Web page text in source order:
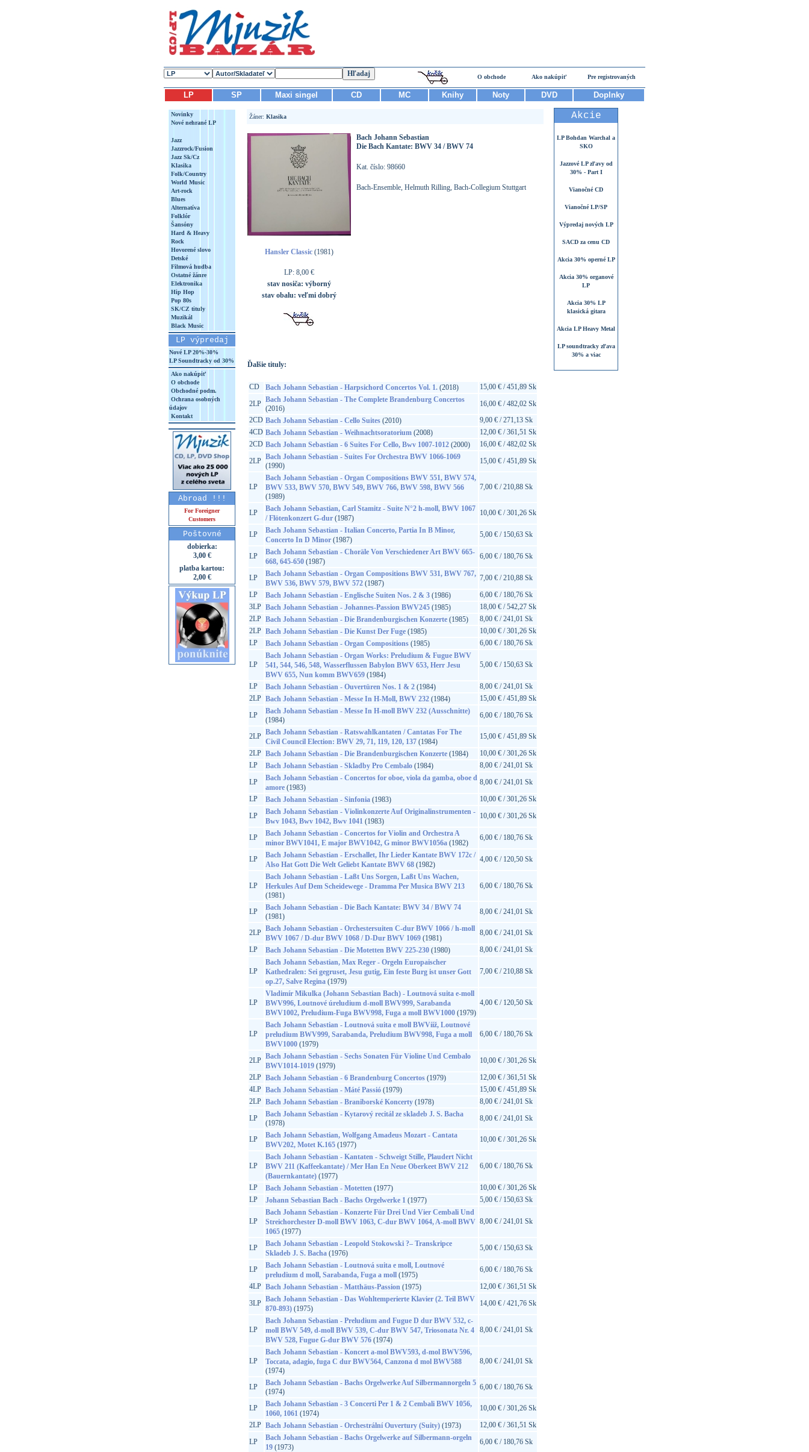
O obchode Ako nakúpiť Pre registrovaných
LP SP Maxi singel CD MC Knihy Noty DVD Doplnky
Novinky
Nové nehrané LP
Jazz
Jazzrock/Fusion
Jazz Sk/Cz
Klasika
Folk/Country
World Music
Art-rock
Blues
Alternatíva
Folklór
Šansóny
Hard & Heavy
Rock
Hovorené slovo
Detské
Filmová hudba
Ostatné žánre
Elektronika
Hip Hop
Pop 80s
SK/CZ tituly
Muzikál
Black Music
LP výpredaj
Nové LP 20%-30%
LP Soundtracky od 30%
Ako nakúpiť
O obchode
Obchodné podm.
Ochrana osobných
údajov
Kontakt
Abroad !!!
For Foreigner
Customers
Poštovné
dobierka:
3,00 €
platba kartou:
2,00 €
Žáner: Klasika
Hansler Classic (1981)
LP: 8,00 €
stav nosiča: výborný
stav obalu: veľmi dobrý
Bach Johann Sebastian
Die Bach Kantate: BWV 34 / BWV 74
Kat. číslo: 98660
Bach-Ensemble, Helmuth Rilling, Bach-Collegium Stuttgart
Ďalšie tituly:
CD Bach Johann Sebastian - Harpsichord Concertos Vol. 1.(2018)
15,00 € / 451,89 Sk
2LP Bach Johann Sebastian - The Complete Brandenburg Concertos
(2016)
16,00 € / 482,02 Sk
2CD Bach Johann Sebastian - Cello Suites(2010)
9,00 € / 271,13 Sk
4CD Bach Johann Sebastian - Weihnachtsoratorium(2008)
12,00 € / 361,51 Sk
2CD Bach Johann Sebastian - 6 Suites For Cello, Bwv 1007-1012(2000)
16,00 € / 482,02 Sk
2LP Bach Johann Sebastian - Suites For Orchestra BWV 1066-1069
(1990)
15,00 € / 451,89 Sk
LP
Bach Johann Sebastian - Organ Compositions BWV 551, BWV 574,
BWV 533, BWV 570, BWV 549, BWV 766, BWV 598, BWV 566
(1989)
7,00 € / 210,88 Sk
LP
Bach Johann Sebastian, Carl Stamitz - Suite N°2 h-moll, BWV 1067
/ Flötenkonzert G-dur(1987)
10,00 € / 301,26 Sk
LP
Bach Johann Sebastian - Italian Concerto, Partia In B Minor,
Concerto In D Minor(1987)
5,00 € / 150,63 Sk
LP
Bach Johann Sebastian - Choräle Von Verschiedener Art BWV 665-
668, 645-650(1987)
6,00 € / 180,76 Sk
LP
Bach Johann Sebastian - Organ Compositions BWV 531, BWV 767,
BWV 536, BWV 579, BWV 572(1987)
7,00 € / 210,88 Sk
LP
Bach Johann Sebastian - Englische Suiten Nos. 2 & 3(1986)
6,00 € / 180,76 Sk
3LP Bach Johann Sebastian - Johannes-Passion BWV245(1985)
18,00 € / 542,27 Sk
2LP Bach Johann Sebastian - Die Brandenburgischen Konzerte(1985)
8,00 € / 241,01 Sk
2LP Bach Johann Sebastian - Die Kunst Der Fuge(1985)
10,00 € / 301,26 Sk
LP
Bach Johann Sebastian - Organ Compositions(1985) 6,00 € / 180,76 Sk
LP
Bach Johann Sebastian - Organ Works: Preludium & Fugue BWV
541, 544, 546, 548, Wasserflussen Babylon BWV 653, Herr Jesu
BWV 655, Nun komm BWV659(1984)
5,00 € / 150,63 Sk
LP Bach Johann Sebastian - Ouvertüren Nos. 1 & 2(1984)
8,00 € / 241,01 Sk
2LP Bach Johann Sebastian - Messe In H-Moll, BWV 232(1984)
15,00 € / 451,89 Sk
LP
Bach Johann Sebastian - Messe In H-moll BWV 232 (Ausschnitte)
(1984)
6,00 € / 180,76 Sk
2LP Bach Johann Sebastian - Ratswahlkantaten / Cantatas For The
Civil Council Election: BWV 29, 71, 119, 120, 137(1984)
15,00 € / 451,89 Sk
2LP Bach Johann Sebastian - Die Brandenburgischen Konzerte(1984)
10,00 € / 301,26 Sk
LP
Bach Johann Sebastian - Skladby Pro Cembalo(1984)
8,00 € / 241,01 Sk
LP
Bach Johann Sebastian - Concertos for oboe, viola da gamba, oboe d
amore(1983)
8,00 € / 241,01 Sk
LP
Bach Johann Sebastian - Sinfonia(1983)
10,00 € / 301,26 Sk
LP
Bach Johann Sebastian - Violinkonzerte Auf Originalinstrumenten -
Bwv 1043, Bwv 1042, Bwv 1041(1983)
10,00 € / 301,26 Sk
LP
Bach Johann Sebastian - Concertos for Violin and Orchestra A
minor BWV1041, E major BWV1042, G minor BWV1056a(1982)
6,00 € / 180,76 Sk
LP
Bach Johann Sebastian - Erschallet, Ihr Lieder Kantate BWV 172c /
Also Hat Gott Die Welt Geliebt Kantate BWV 68(1982)
4,00 € / 120,50 Sk
LP
Bach Johann Sebastian - Laßt Uns Sorgen, Laßt Uns Wachen,
Herkules Auf Dem Scheidewege - Dramma Per Musica BWV 213
(1981)
6,00 € / 180,76 Sk
LP
Bach Johann Sebastian - Die Bach Kantate: BWV 34 / BWV 74
(1981)
8,00 € / 241,01 Sk
2LP Bach Johann Sebastian - Orchestersuiten C-dur BWV 1066 / h-moll
BWV 1067 / D-dur BWV 1068 / D-Dur BWV 1069(1981)
8,00 € / 241,01 Sk
LP
Bach Johann Sebastian - Die Motetten BWV 225-230(1980) 8,00 € / 241,01 Sk
LP
Bach Johann Sebastian, Max Reger - Orgeln Europaischer
Kathedralen: Sei gegruset, Jesu gutig, Ein feste Burg ist unser Gott
op.27, Salve Regina(1979)
7,00 € / 210,88 Sk
LP
Vladimír Mikulka (Johann Sebastian Bach) - Loutnová suita e-moll
BWV996, Loutnové úreludium d-moll BWV999, Sarabanda
BWV1002, Preludium-Fuga BWV998, Fuga a moll BWV1000(1979)
4,00 € / 120,50 Sk
LP
Bach Johann Sebastian - Loutnová suita e moll BWVííž, Loutnové
preludium BWV999, Sarabanda, Preludium BWV998, Fuga a moll
BWV1000(1979)
6,00 € / 180,76 Sk
2LP Bach Johann Sebastian - Sechs Sonaten Für Violine Und Cembalo
BWV1014-1019(1979)
10,00 € / 301,26 Sk
2LP Bach Johann Sebastian - 6 Brandenburg Concertos(1979)
12,00 € / 361,51 Sk
4LP Bach Johann Sebastian - Máté Passió(1979)
15,00 € / 451,89 Sk
2LP Bach Johann Sebastian - Braniborské Koncerty(1978)
8,00 € / 241,01 Sk
LP
Bach Johann Sebastian - Kytarový recitál ze skladeb J. S. Bacha
(1978)
8,00 € / 241,01 Sk
LP
Bach Johann Sebastian, Wolfgang Amadeus Mozart - Cantata
BWV202, Motet K.165(1977)
10,00 € / 301,26 Sk
LP
Bach Johann Sebastian - Kantaten - Schweigt Stille, Plaudert Nicht
BWV 211 (Kaffeekantate) / Mer Han En Neue Oberkeet BWV 212
(Bauernkantate)(1977)
6,00 € / 180,76 Sk
LP Bach Johann Sebastian - Motetten(1977)
10,00 € / 301,26 Sk
LP
Johann Sebastian Bach - Bachs Orgelwerke 1(1977) 5,00 € / 150,63 Sk
LP
Bach Johann Sebastian - Konzerte Für Drei Und Vier Cembali Und
Streichorchester D-moll BWV 1063, C-dur BWV 1064, A-moll BWV
1065(1977)
8,00 € / 241,01 Sk
LP
Bach Johann Sebastian - Leopold Stokowski ?– Transkripce
Skladeb J. S. Bacha(1976)
5,00 € / 150,63 Sk
LP
Bach Johann Sebastian - Loutnová suita e moll, Loutnové
preludium d moll, Sarabanda, Fuga a moll(1975)
6,00 € / 180,76 Sk
4LP Bach Johann Sebastian - Matthäus-Passion(1975)
12,00 € / 361,51 Sk
3LP Bach Johann Sebastian - Das Wohltemperierte Klavier (2. Teil BWV
870-893)(1975)
14,00 € / 421,76 Sk
LP
Bach Johann Sebastian - Preludium and Fugue D dur BWV 532, c-
moll BWV 549, d-moll BWV 539, C-dur BWV 547, Triosonata Nr. 4
BWV 528, Fugue G-dur BWV 576(1974)
8,00 € / 241,01 Sk
LP
Bach Johann Sebastian - Koncert a-mol BWV593, d-mol BWV596,
Toccata, adagio, fuga C dur BWV564, Canzona d mol BWV588
(1974)
8,00 € / 241,01 Sk
LP
Bach Johann Sebastian - Bachs Orgelwerke Auf Silbermannorgeln 5
(1974)
6,00 € / 180,76 Sk
LP
Bach Johann Sebastian - 3 Concerti Per 1 & 2 Cembali BWV 1056,
1060, 1061(1974)
10,00 € / 301,26 Sk
2LP Bach Johann Sebastian - Orchestrální Ouvertury (Suity)(1973)
12,00 € / 361,51 Sk
LP
Bach Johann Sebastian - Bachs Orgelwerke auf Silbermann-orgeln
19(1973)
6,00 € / 180,76 Sk
Akcie
LP Bohdan Warchal a
SKO
Jazzové LP zľavy od
30% - Part I
Vianočné CD
Vianočné LP/SP
Výpredaj nových LP
SACD za cenu CD
Akcia 30% operné LP
Akcia 30% organové
LP
Akcia 30% LP
klasická gitara
Akcia LP Heavy Metal
LP soundtracky zľava
30% a viac